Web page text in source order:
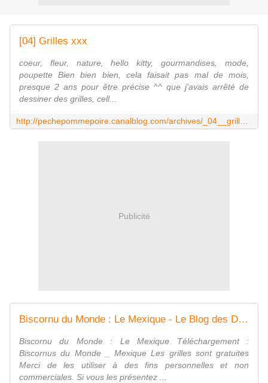
[04] Grilles xxx
coeur, fleur, nature, hello kitty, gourmandises, mode,
poupette Bien bien bien, cela faisait pas mal de mois,
presque 2 ans pour être précise ^^ que j'avais arrêté de
dessiner des grilles, cell...
Publicité
Biscornu du Monde : Le Mexique - Le Blog des Dames
Biscornu du Monde : Le Mexique Téléchargement :
Biscornus du Monde _ Mexique Les grilles sont gratuites
Merci de les utiliser à des fins personnelles et non
commerciales. Si vous les présentez ...